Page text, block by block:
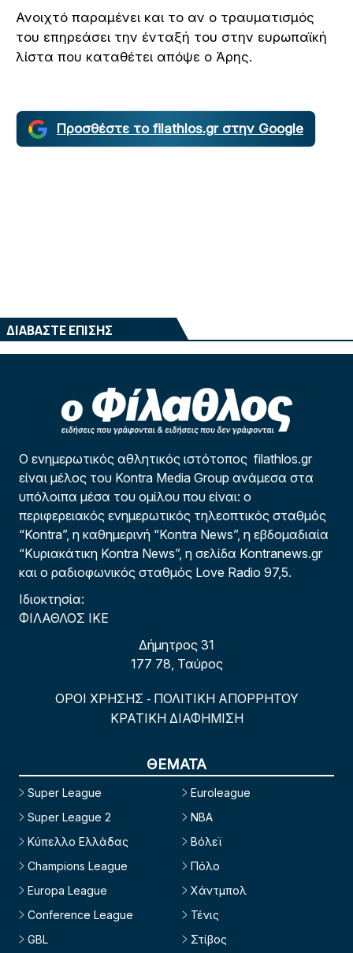
Ανοιχτό παραμένει και το αν ο τραυματισμός
του επηρεάσει την ένταξή του στην ευρωπαϊκή
λίστα που καταθέτει απόψε ο Άρης.
Προσθέστε το filathlos.gr στην Google
ΔΙΑΒΑΣΤΕ ΕΠΙΣΗΣ
Ο ενημερωτικός αθλητικός ιστότοπος filathlos.gr
είναι μέλος του Kontra Media Group ανάμεσα στα
υπόλοιπα μέσα του ομίλου που είναι: ο
περιφερειακός ενημερωτικός τηλεοπτικός σταθμός
“Kontra”, η καθημερινή “Kontra News”, η εβδομαδιαία
“Κυριακάτικη Kontra News”, η σελίδα Kontranews.gr
και ο ραδιοφωνικός σταθμός Love Radio 97,5.
Ιδιοκτησία:
ΦΙΛΑΘΛΟΣ ΙΚΕ
Δήμητρος 31
177 78, Ταύρος
ΟΡΟΙ ΧΡΗΣΗΣ - ΠΟΛΙΤΙΚΗ ΑΠΟΡΡΗΤΟΥ
ΚΡΑΤΙΚΗ ΔΙΑΦΗΜΙΣΗ
ΘΕΜΑΤΑ
Super League
Super League 2
Κύπελλο Ελλάδας
Champions League
Europa League
Conference League
GBL
Euroleague
NBA
Βόλεϊ
Πόλο
Χάντμπολ
Τένις
Στίβος